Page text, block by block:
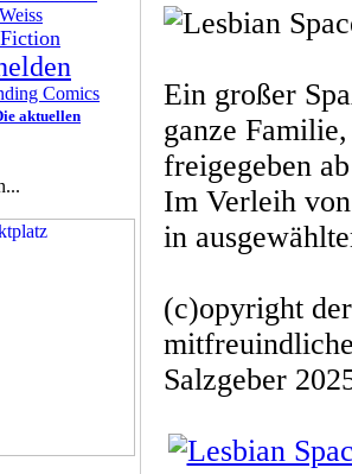
Comics
aktuellen
Ein großer
ganze
freigegeben
Im Verleih
in
(c)opyright
Salzgeber